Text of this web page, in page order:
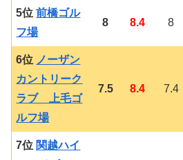
5位前橋ゴル
フ場
8 8.4 8
6位 ノーザン
カントリーク
ラブ 上毛ゴ
ルフ場
7.5 8.4 7.4
7位 関越ハイ